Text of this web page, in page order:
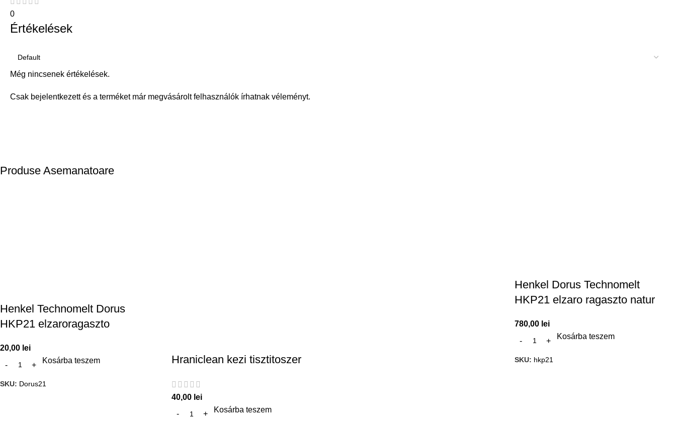
0
Értékelések
Még nincsenek értékelések.
Csak bejelentkezett és a terméket már megvásárolt felhasználók írhatnak véleményt.
Produse Asemanatoare
Henkel Technomelt Dorus
HKP21 elzaroragaszto
20,00 lei
Kosárba teszem
SKU: Dorus21
Hraniclean kezi tisztitoszer
40,00 lei
Kosárba teszem
Henkel Dorus Technomelt
HKP21 elzaro ragaszto natur
780,00 lei
Kosárba teszem
SKU: hkp21